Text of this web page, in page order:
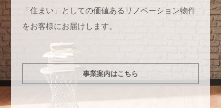
「住まい」としての価値あるリノベーション物件
をお客様にお届けします。
事業案内はこちら